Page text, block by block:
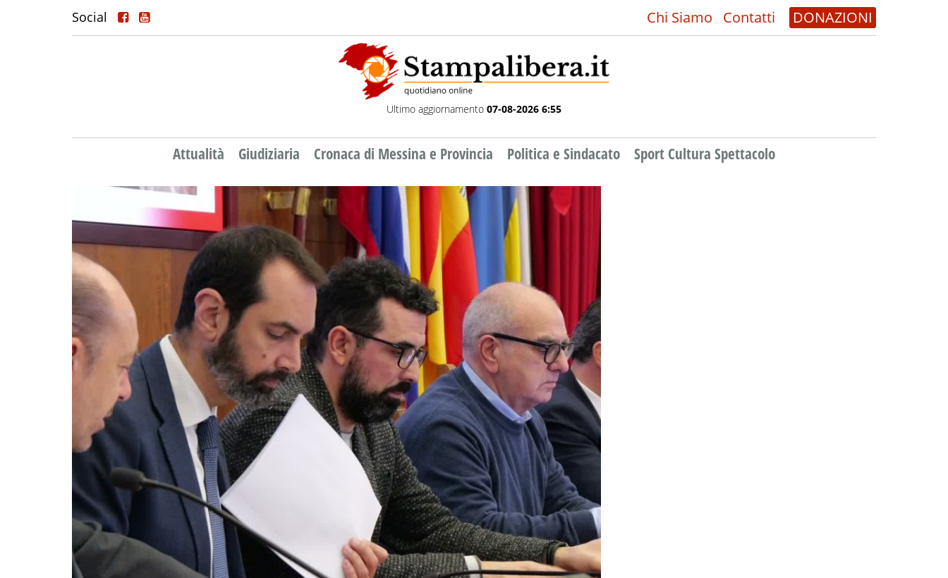
Social Chi Siamo Contatti DONAZIONI
Ultimo aggiornamento 07-08-2026 6:55
Attualità Giudiziaria Cronaca di Messina e Provincia Politica e Sindacato Sport Cultura Spettacolo